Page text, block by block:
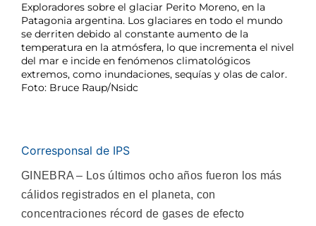
Exploradores sobre el glaciar Perito Moreno, en la
Patagonia argentina. Los glaciares en todo el mundo
se derriten debido al constante aumento de la
temperatura en la atmósfera, lo que incrementa el nivel
del mar e incide en fenómenos climatológicos
extremos, como inundaciones, sequías y olas de calor.
Foto: Bruce Raup/Nsidc
Corresponsal de IPS
GINEBRA – Los últimos ocho años fueron los más
cálidos registrados en el planeta, con
concentraciones récord de gases de efecto